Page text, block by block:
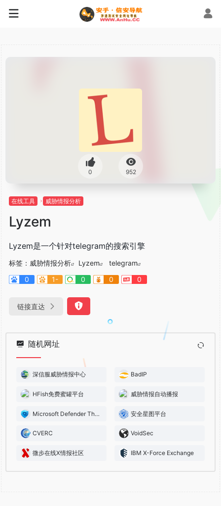
0 952
在线工具 威胁情报分析
Lyzem
Lyzem是一个针对telegram的搜索引擎
标签： 威胁情报分析 Lyzem
telegram
0
1- 0 0 0
链接直达
随机网址
深信服威胁情报中心 BadIP
HFish免费蜜罐平台 威胁情报自动播报
Microsoft Defender Threat Intelligence 安全星图平台
CVERC VoidSec
微步在线X情报社区 IBM X-Force Exchange